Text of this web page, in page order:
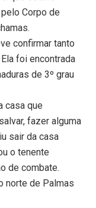
Corpo de
confirmar tanto
foi encontrada
de 3º grau
casa que
fazer alguma
sair da casa
o tenente
de combate.
norte de Palmas